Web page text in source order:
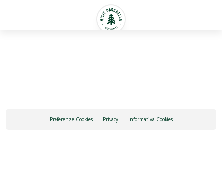
Preferenze Cookies Privacy Informativa Cookies